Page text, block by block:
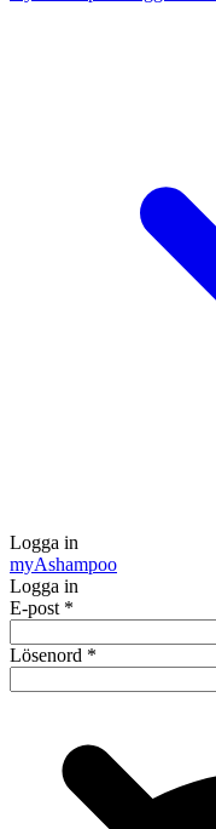
Logga in
myAshampoo
Logga in
E-post *
Lösenord *